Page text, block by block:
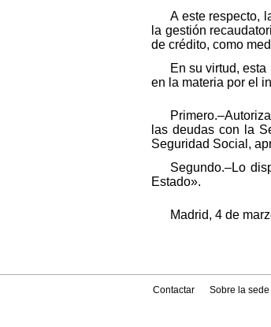
A este respecto,
la gestión
de crédito, como
En su virtud,
en la materia por el
las deudas con la
Seguridad Social,
Segundo.–Lo
Estado».
Madrid, 4 de
Contactar Sobre la